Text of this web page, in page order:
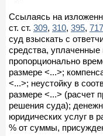
Ссылаясь на
ст. ст. 309, 310, 395, 717
суд взыскать с
средства, уплаченные
пропорционально
размере <...>;
<...>; неустойку в
размере <...> (расчет
решения суда);
юридических услуг в
% от суммы,